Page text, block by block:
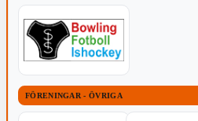
FÖRENINGAR - ÖVRIGA